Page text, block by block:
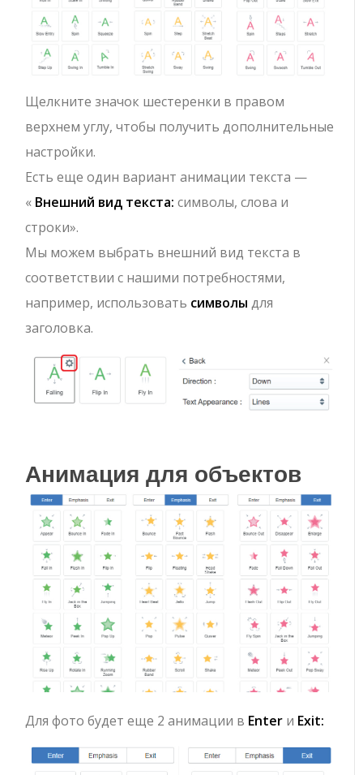
Щелкните значок шестеренки в правом
верхнем углу, чтобы получить дополнительные
настройки.
Есть еще один вариант анимации текста —
« Внешний вид текста: символы, слова и
строки».
Мы можем выбрать внешний вид текста в
соответствии с нашими потребностями,
например, использовать символы для
заголовка.
Анимация для объектов
Для фото будет еще 2 анимации в Enter и Exit: